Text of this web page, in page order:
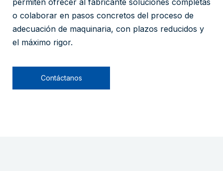
permiten ofrecer al fabricante soluciones completas
o colaborar en pasos concretos del proceso de
adecuación de maquinaria, con plazos reducidos y
el máximo rigor.
Contáctanos